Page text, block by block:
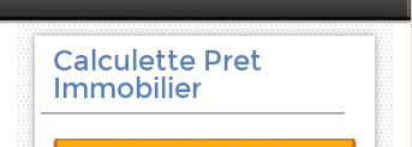
Calculette Pret
Immobilier